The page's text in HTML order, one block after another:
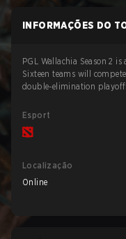
INFORMAÇÕES DO
PGL Wallachia Season 2
Sixteen teams will
double-elimination
Esport
Localização
Online